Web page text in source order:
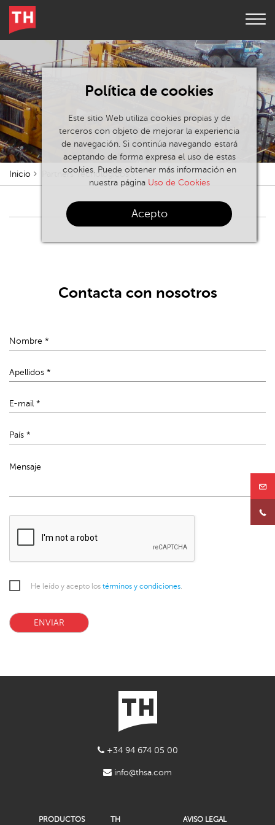
Política de cookies
Este sitio Web utiliza cookies propias y de
terceros con objeto de mejorar la experiencia
de navegación. Si continúa navegando estará
aceptando de forma expresa el uso de estas
cookies. Puede obtener más información en
nuestra página Uso de Cookies
Acepto
Inicio Partners Tecnológicos
Contacta con nosotros
Mensaje
He leído y acepto los términos y condiciones.
ENVIAR
+34 94 674 05 00
info@thsa.com
PRODUCTOS TH AVISO LEGAL